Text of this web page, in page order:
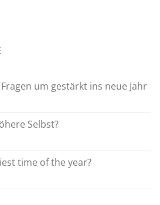
um gestärkt ins neue Jahr
Selbst?
time of the year?